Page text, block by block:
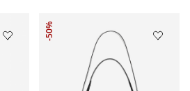
-50%